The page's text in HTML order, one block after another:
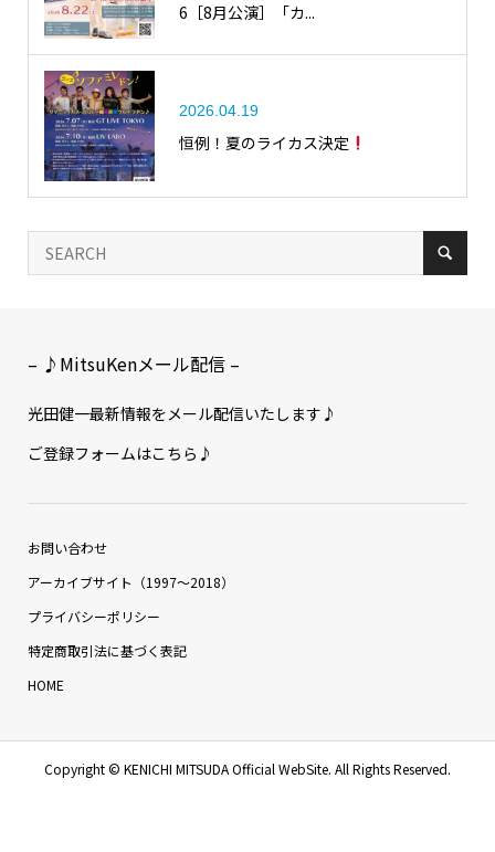
6［8月公演］「カ...
2026.04.19
恒例！夏のライカス決定
– ♪MitsuKenメール配信 –
光田健一最新情報をメール配信いたします♪
ご登録フォームはこちら♪
お問い合わせ
アーカイブサイト（1997〜2018）
プライバシーポリシー
特定商取引法に基づく表記
HOME
Copyright © KENICHI MITSUDA Official WebSite. All Rights Reserved.